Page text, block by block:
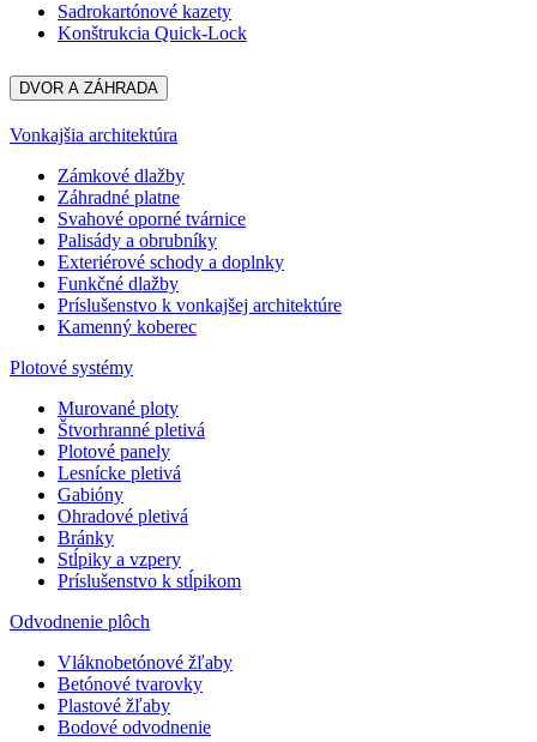
Sadrokartónové kazety
Konštrukcia Quick-Lock
DVOR A ZÁHRADA
Vonkajšia architektúra
Zámkové dlažby
Záhradné platne
Svahové oporné tvárnice
Palisády a obrubníky
Exteriérové schody a doplnky
Funkčné dlažby
Príslušenstvo k vonkajšej architektúre
Kamenný koberec
Plotové systémy
Murované ploty
Štvorhranné pletivá
Plotové panely
Lesnícke pletivá
Gabióny
Ohradové pletivá
Bránky
Stĺpiky a vzpery
Príslušenstvo k stĺpikom
Odvodnenie plôch
Vláknobetónové žľaby
Betónové tvarovky
Plastové žľaby
Bodové odvodnenie